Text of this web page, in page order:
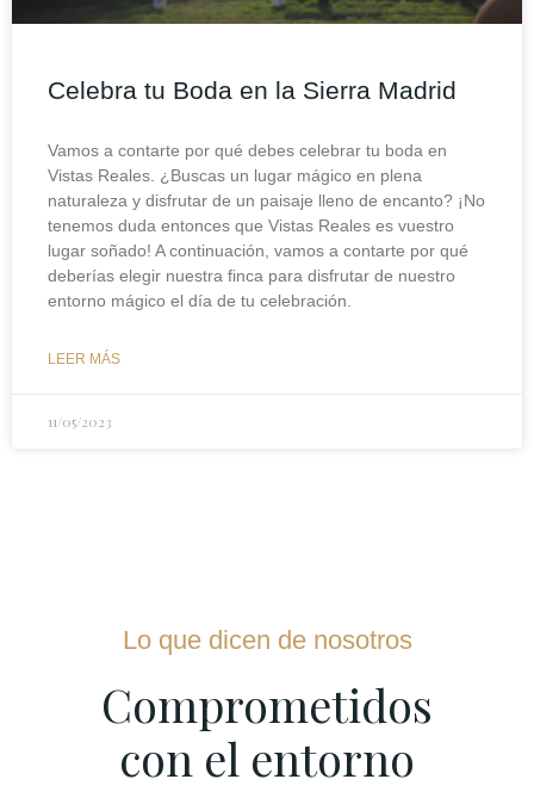
Celebra tu Boda en la Sierra Madrid
Vamos a contarte por qué debes celebrar tu boda en
Vistas Reales. ¿Buscas un lugar mágico en plena
naturaleza y disfrutar de un paisaje lleno de encanto? ¡No
tenemos duda entonces que Vistas Reales es vuestro
lugar soñado! A continuación, vamos a contarte por qué
deberías elegir nuestra finca para disfrutar de nuestro
entorno mágico el día de tu celebración.
LEER MÁS
11/05/2023
Lo que dicen de nosotros
Comprometidos
con el entorno